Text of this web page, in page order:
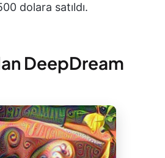
dolara satıldı.
DeepDream